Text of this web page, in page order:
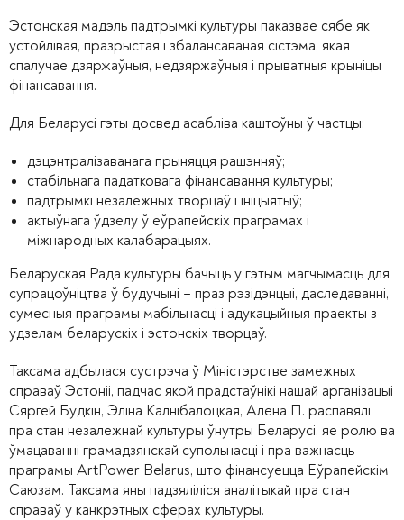
Эстонская мадэль падтрымкі культуры паказвае сябе як
устойлівая, празрыстая і збалансаваная сістэма, якая
спалучае дзяржаўныя, недзяржаўныя і прыватныя крыніцы
фінансавання.
Для Беларусі гэты досвед асабліва каштоўны ў частцы:
дэцэнтралізаванага прыняцця рашэнняў;
стабільнага падатковага фінансавання культуры;
падтрымкі незалежных творцаў і ініцыятыў;
актыўнага ўдзелу ў еўрапейскіх праграмах і
міжнародных калабарацыях.
Беларуская Рада культуры бачыць у гэтым магчымасць для
супрацоўніцтва ў будучыні – праз рэзідэнцыі, даследаванні,
сумесныя праграмы мабільнасці і адукацыйныя праекты з
удзелам беларускіх і эстонскіх творцаў.
Таксама адбылася сустрэча ў Міністэрстве замежных
справаў Эстоніі, падчас якой прадстаўнікі нашай арганізацыі
Сяргей Будкін, Эліна Калнібалоцкая, Алена П. распавялі
пра стан незалежнай культуры ўнутры Беларусі, яе ролю ва
ўмацаванні грамадзянскай супольнасці і пра важнасць
праграмы ArtPower Belarus, што фінансуецца Еўрапейскім
Саюзам. Таксама яны падзяліліся аналітыкай пра стан
справаў у канкрэтных сферах культуры.